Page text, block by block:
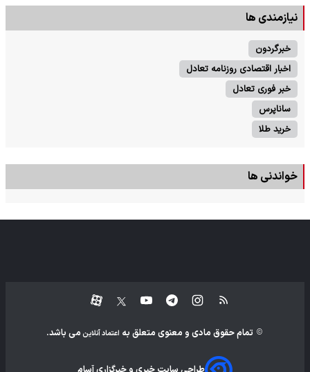
نیازمندی ها
خبرگردون
اخبار اقتصادی روزنامه تعادل
خبر فوری تعادل
ساناپرس
خرید طلا
خواندنی ها
تمام حقوق مادی و معنوی متعلق به اعتماد آنلاین می باشد.
طراحی سایت خبری و خبرگزاری آسام